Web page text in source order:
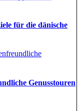
für die dänische
Genusstouren